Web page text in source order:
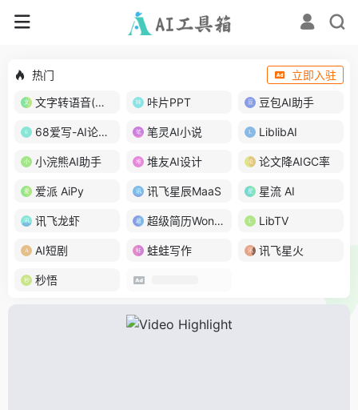
热门
立即入驻
文字转语音(琅琅配音)
咔片PPT 豆包AI助手
68爱写-AI论文写作 笔灵AI小说 LiblibAI
小浣熊AI助手 堆友AI设计 论文降AIGC率
爱派 AiPy 讯飞星辰MaaS 星流 AI
讯飞龙虾 超级简历WonderCV LibTV
AI短剧 蛙蛙写作 讯飞星火
秒悟